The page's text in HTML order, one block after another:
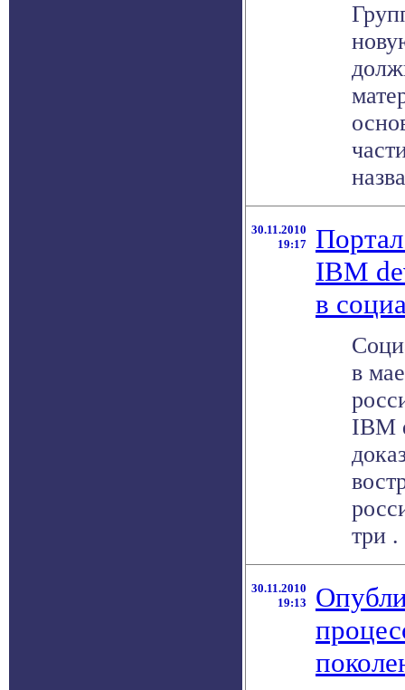
30.11.2010
19:17
IBM
в
в
IBM
три .
30.11.2010
19:13